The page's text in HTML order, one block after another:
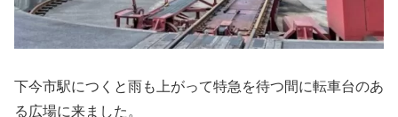
下今市駅につくと雨も上がって特急を待つ間に転車台のあ
る広場に来ました。